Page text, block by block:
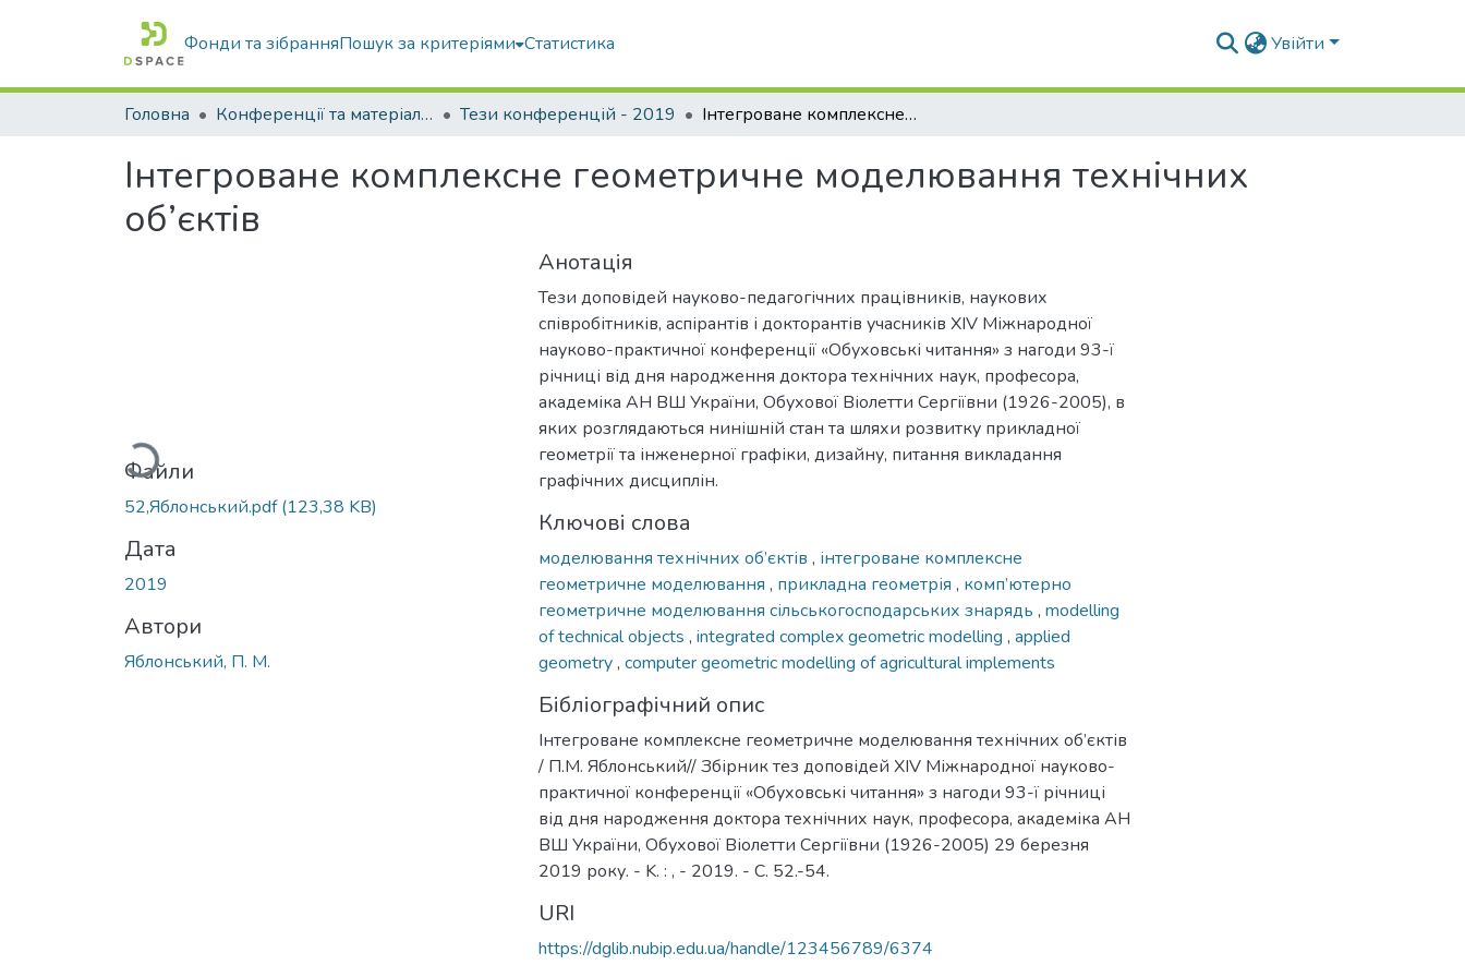
Фонди та зібранняПошук за критеріями Статистика Увійти
Головна Конференції та матеріали конференцій Тези конференцій - 2019 Інтегроване комплексне геометричне моделювання технічних об’єктів
Інтегроване комплексне геометричне моделювання технічних
об’єктів
Вантажиться...
Файли
52,Яблонський.pdf(123,38 KB)
Дата
2019
Автори
Яблонський, П. М.
Анотація
Тези доповідей науково-педагогічних працівників, наукових
співробітників, аспірантів і докторантів учасників XIV Міжнародної
науково-практичної конференції «Обуховські читання» з нагоди 93-ї
річниці від дня народження доктора технічних наук, професора,
академіка АН ВШ України, Обухової Віолетти Сергіївни (1926-2005), в
яких розглядаються нинішній стан та шляхи розвитку прикладної
геометрії та інженерної графіки, дизайну, питання викладання
графічних дисциплін.
Ключові слова
моделювання технічних об’єктів , інтегроване комплексне
геометричне моделювання , прикладна геометрія , комп’ютерно
геометричне моделювання сільськогосподарських знарядь , modelling
of technical objects , integrated complex geometric modelling , applied
geometry, computer geometric modelling of agricultural implements
Бібліографічний опис
Інтегроване комплексне геометричне моделювання технічних об’єктів
/ П.М. Яблонський// Збірник тез доповідей XIV Міжнародної науково-
практичної конференції «Обуховські читання» з нагоди 93-ї річниці
від дня народження доктора технічних наук, професора, академіка АН
ВШ України, Обухової Віолетти Сергіївни (1926-2005) 29 березня
2019 року. - K. : , - 2019. - С. 52.-54.
URI
https://dglib.nubip.edu.ua/handle/123456789/6374